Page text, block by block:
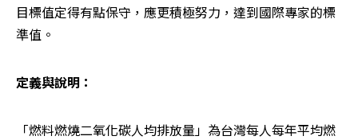
目標值定得有點保守，應更積極努力，達到國際專家的標
準值。
定義與說明：
「燃料燃燒二氧化碳人均排放量」為台灣每人每年平均燃